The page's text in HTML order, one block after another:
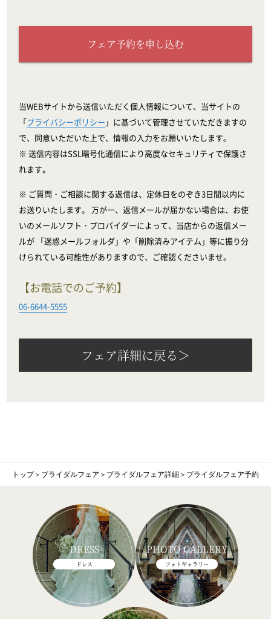
フェア予約を申し込む
当WEBサイトから送信いただく個人情報について、当サイトの
「プライバシーポリシー 」に基づいて管理させていただきますの
で、同意いただいた上で、情報の入力をお願いいたします。
※ 送信内容はSSL暗号化通信により高度なセキュリティで保護さ
れます。
※ ご質問・ご相談に関する返信は、定休日をのぞき3日間以内に
お送りいたします。 万が一、返信メールが届かない場合は、お使
いのメールソフト・プロバイダーによって、当店からの返信メー
ルが 「迷惑メールフォルダ」や「削除済みアイテム」等に振り分
けられている可能性がありますので、ご確認くださいませ。
【お電話でのご予約】
06-6644-5555
フェア詳細に戻る＞
トップ＞ ブライダルフェア ＞ ブライダルフェア詳細 ＞ ブライダルフェア予約
DRESS
ドレス
PHOTO GALLERY
フォトギャラリー